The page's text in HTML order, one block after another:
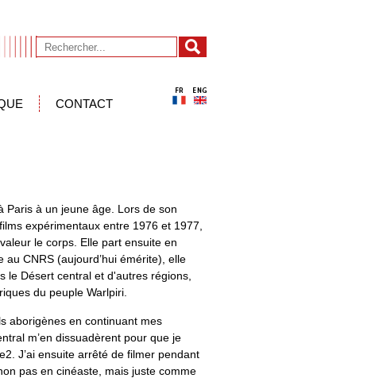
CONTACT
Paris à un jeune âge. Lors de son
expérimentaux entre 1976 et 1977,
le corps. Elle part ensuite en
CNRS (aujourd’hui émérite), elle
le Désert central et d'autres régions,
du peuple Warlpiri.
aborigènes en continuant mes
m’en dissuadèrent pour que je
2 . J’ai ensuite arrêté de filmer pendant
pas en cinéaste, mais juste comme